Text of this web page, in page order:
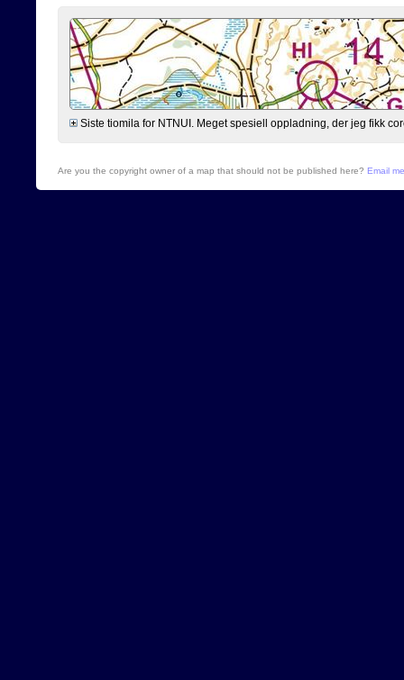
Siste tiomila for NTNUI. Meget spesiell oppladning, der jeg fikk
Are you the copyright owner of a map that should not be published here? Email me